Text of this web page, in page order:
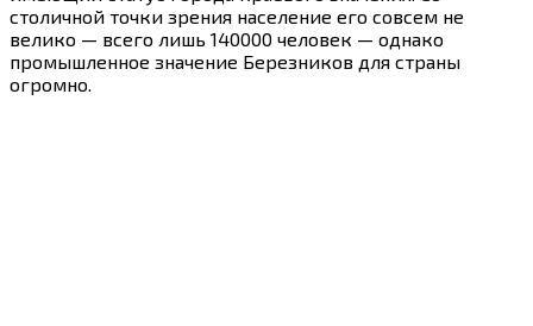
столичной точки зрения население его совсем не
велико — всего лишь 140000 человек — однако
промышленное значение Березников для страны
огромно.